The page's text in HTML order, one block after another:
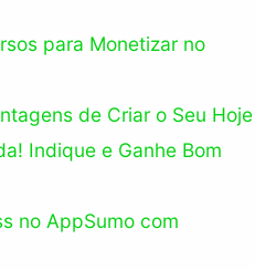
para Monetizar no
de Criar o Seu Hoje
Indique e Ganhe Bom
no AppSumo com